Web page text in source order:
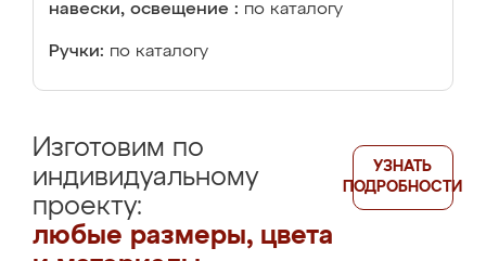
навески, освещение : по каталогу
Ручки: по каталогу
Изготовим по
индивидуальному
проекту:
любые размеры, цвета
УЗНАТЬ
ПОДРОБНОСТИ